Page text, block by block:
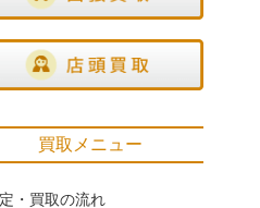
買取メニュー
・買取の流れ